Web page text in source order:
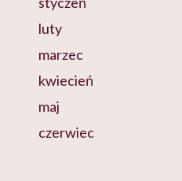
luty
marzec
kwiecień
maj
czerwiec